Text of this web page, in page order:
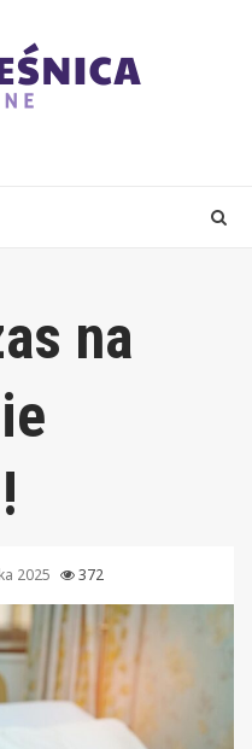
na
2025 372